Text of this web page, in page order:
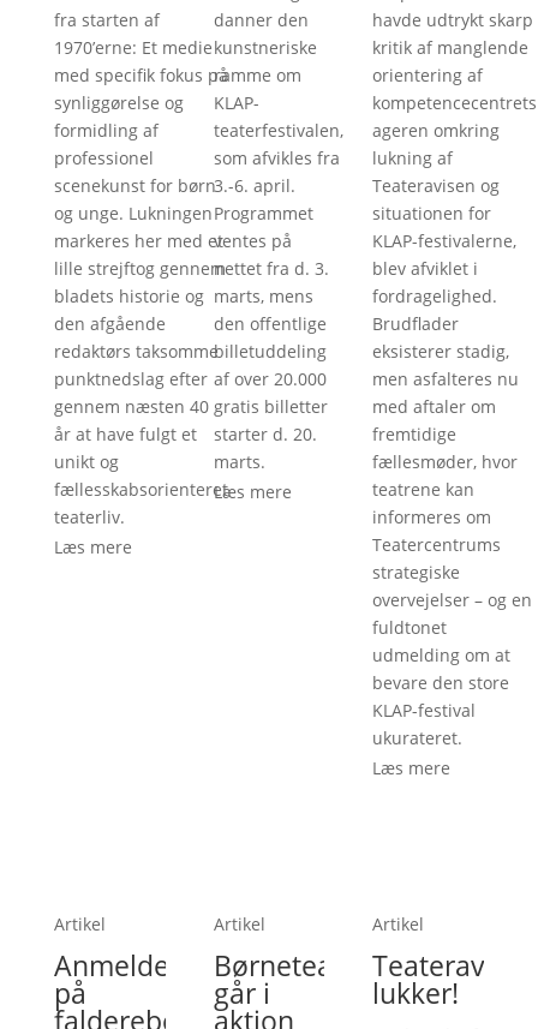
fra starten af
1970’erne: Et medie
med specifik fokus på
synliggørelse og
formidling af
professionel
scenekunst for børn
og unge. Lukningen
markeres her med et
lille strejftog gennem
bladets historie og
den afgående
redaktørs taksomme
punktnedslag efter
gennem næsten 40
år at have fulgt et
unikt og
fællesskabsorienteret
teaterliv.
Læs mere
danner den
kunstneriske
ramme om
KLAP-
teaterfestivalen,
som afvikles fra
3.-6. april.
Programmet
ventes på
nettet fra d. 3.
marts, mens
den offentlige
billetuddeling
af over 20.000
gratis billetter
starter d. 20.
marts.
Læs mere
havde udtrykt skarp
kritik af manglende
orientering af
kompetencecentrets
ageren omkring
lukning af
Teateravisen og
situationen for
KLAP-festivalerne,
blev afviklet i
fordragelighed.
Brudflader
eksisterer stadig,
men asfalteres nu
med aftaler om
fremtidige
fællesmøder, hvor
teatrene kan
informeres om
Teatercentrums
strategiske
overvejelser – og en
fuldtonet
udmelding om at
bevare den store
KLAP-festival
ukurateret.
Læs mere
Artikel
Anmelderi
på
falderebet
Artikel
Børneteatre
går i
aktion
Artikel
Teateravisen
lukker!